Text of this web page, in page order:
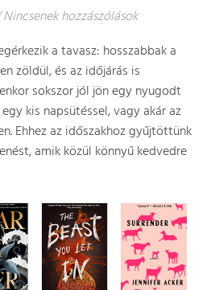
Nincsenek hozzászólások
a tavasz: hosszabbak a
zöldül, és az időjárás is
sokszor jól jön egy nyugodt
kis napsütéssel, vagy akár az
Ehhez az időszakhoz gyűjtöttünk
amik közül könnyű kedvedre